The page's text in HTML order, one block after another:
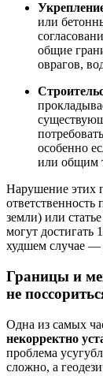
или
общие
оврагов,
особенно
или общим
Нарушение этих
земли) или
могут достигать
худшем случае —
Границы и
не
Одна из самых
некорректно
проблема
сложно, а